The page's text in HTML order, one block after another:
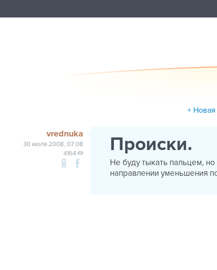
+ Новая
vrednuka
30 июля 2008, 07:08
4164
Происки.
Не буду тыкать пальцем,
направлении уменьшения